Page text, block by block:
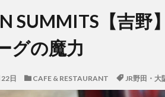
SUMMITS【吉野
グの魔力
日 CAFE & RESTAURANT JR野田・大